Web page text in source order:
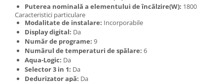
Puterea nominală a elementului de încălzire(W): 1800
Caracteristici particulare
Modalitate de instalare: Incorporabile
Display digital: Da
Număr de programe: 9
Numărul de temperaturi de spălare: 6
Aqua-Logic: Da
Selector 3 in 1: Da
Dedurizator apă: Da